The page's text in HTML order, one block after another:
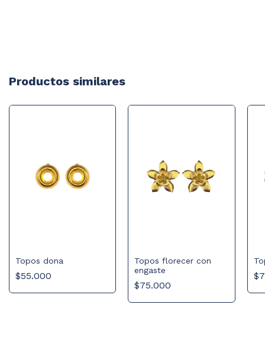
Productos similares
Topos dona
$55.000
Topos florecer con
engaste
$75.000